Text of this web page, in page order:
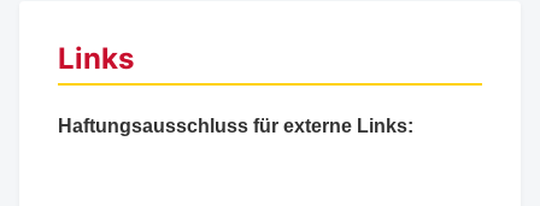
Links
Haftungsausschluss für externe Links: